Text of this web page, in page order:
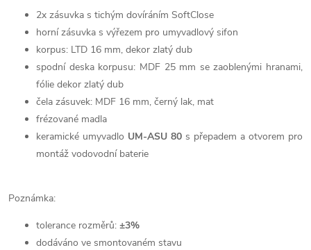
2x zásuvka s tichým dovíráním SoftClose
horní zásuvka s výřezem pro umyvadlový sifon
korpus: LTD 16 mm, dekor zlatý dub
spodní deska korpusu: MDF 25 mm se zaoblenými hranami,
fólie dekor zlatý dub
čela zásuvek: MDF 16 mm, černý lak, mat
frézované madla
keramické umyvadlo UM-ASU 80 s přepadem a otvorem pro
montáž vodovodní baterie
Poznámka:
tolerance rozměrů: ±3%
dodáváno ve smontovaném stavu